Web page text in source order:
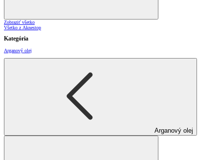
Zobraziť všetko
Všetko z Aknestop
Kategória
Arganový olej
Arganový olej